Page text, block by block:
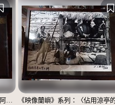
《映像蘭嶼》系列：〈好開心的阿嬤〉